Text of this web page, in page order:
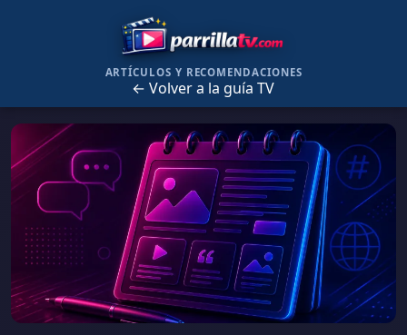
ARTÍCULOS Y RECOMENDACIONES
← Volver a la guía TV